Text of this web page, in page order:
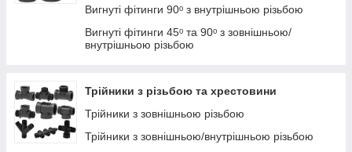
Вигнуті фітинги 90ᵒ з внутрішньою різьбою
Вигнуті фітинги 45ᵒ та 90ᵒ з зовнішньою/
внутрішньою різьбою
Трійники з різьбою та хрестовини
Трійники з зовнішньою різьбою
Трійники з зовнішньою/внутрішньою різьбою